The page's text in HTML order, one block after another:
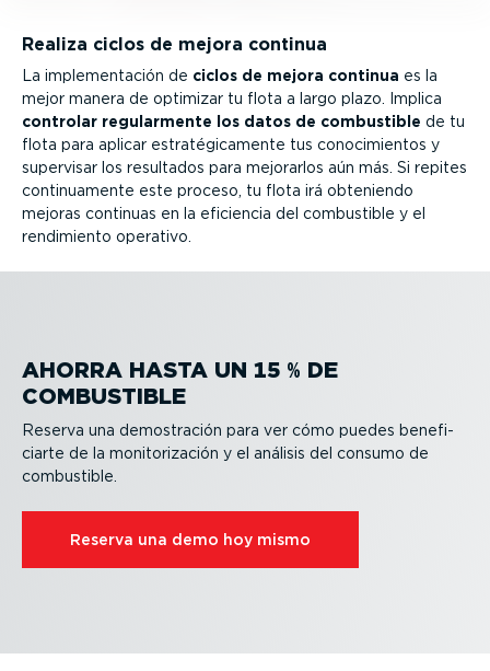
Realiza ciclos de mejora continua
La imple­men­tación de ciclos de mejora continua es la
mejor manera de optimizar tu flota a largo plazo. Implica
controlar regular­mente los datos de combustible de tu
flota para aplicar estra­té­gi­ca­mente tus conoci­mientos y
supervisar los resultados para mejorarlos aún más. Si repites
conti­nua­mente este proceso, tu flota irá obteniendo
mejoras continuas en la eficiencia del combustible y el
rendimiento operativo.
AHORRA HASTA UN 15 % DE
COMBUSTIBLE
Reserva una demos­tración para ver cómo puedes benefi­
ciarte de la monito­ri­zación y el análisis del consumo de
combustible.
Reserva una demo hoy mismo